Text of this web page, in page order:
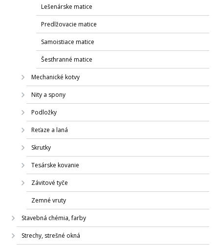
Lešenárske matice
Predlžovacie matice
Samoistiace matice
Šesťhranné matice
Mechanické kotvy
Nity a spony
Podložky
Reťaze a laná
Skrutky
Tesárske kovanie
Závitové tyče
Zemné vruty
Stavebná chémia, farby
Strechy, strešné okná